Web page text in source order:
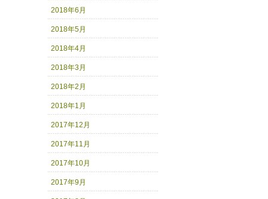
2018年6月
2018年5月
2018年4月
2018年3月
2018年2月
2018年1月
2017年12月
2017年11月
2017年10月
2017年9月